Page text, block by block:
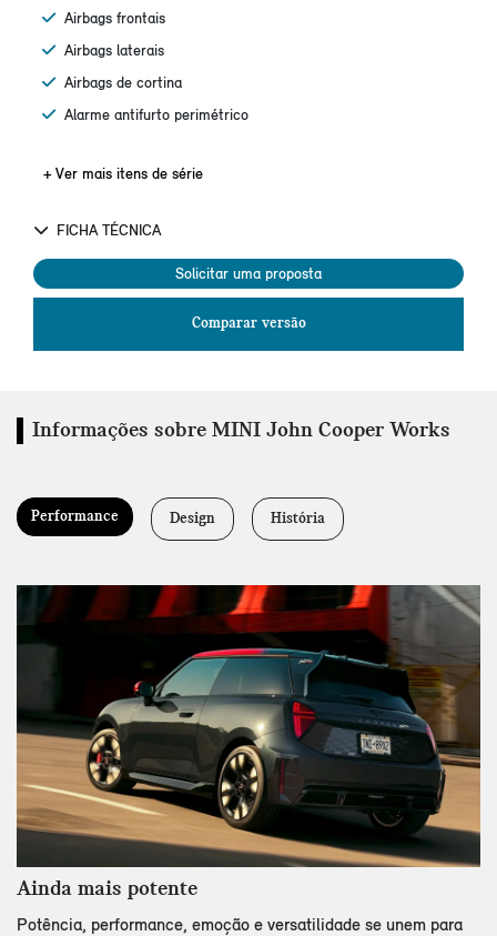
Airbags frontais
Airbags laterais
Airbags de cortina
Alarme antifurto perimétrico
+ Ver mais itens de série
FICHA TÉCNICA
Solicitar uma proposta
Comparar versão
Informações sobre MINI John Cooper Works
Performance Design História
Ainda mais potente
Potência, performance, emoção e versatilidade se unem para